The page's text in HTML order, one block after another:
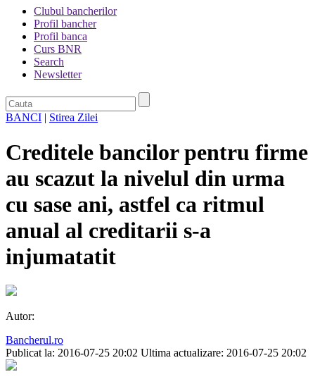
Clubul bancherilor
Profil bancher
Profil banca
Curs BNR
Search
Newsletter
BANCI | Stirea Zilei
Creditele bancilor pentru firme
au scazut la nivelul din urma
cu sase ani, astfel ca ritmul
anual al creditarii s-a
injumatatit
Autor:
Bancherul.ro
Publicat la: 2016-07-25 20:02 Ultima actualizare: 2016-07-25 20:02